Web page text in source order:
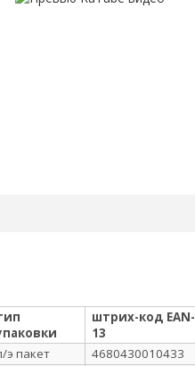
штрих-код EAN-
13
э пакет 4680430010433